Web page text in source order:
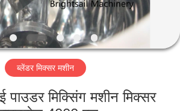
ब्लेंडर मिक्सर मशीन
पाउडर मिक्सिंग मशीन मिक्सर